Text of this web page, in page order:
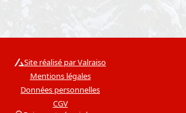
Site réalisé par Valraiso
Mentions légales
Données personnelles
CGV